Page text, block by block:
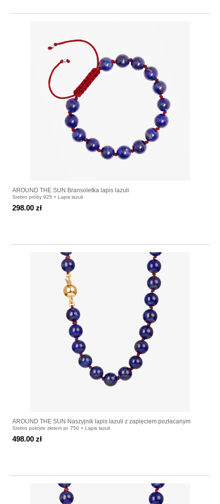
AROUND THE SUN Bransoletka lapis lazuli
Srebro próby 925 + Lapis lazuli
298.00 zł
AROUND THE SUN Naszyjnik lapis lazuli z zapięciem pozłacanym
Srebro pokryte złotem pr. 750 + Lapis lazuli
498.00 zł